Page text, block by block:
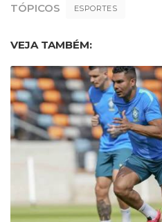
TÓPICOS ESPORTES
VEJA TAMBÉM: